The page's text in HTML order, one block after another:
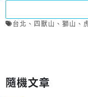
台北 、 四獸山 、 獅山 、
隨機文章